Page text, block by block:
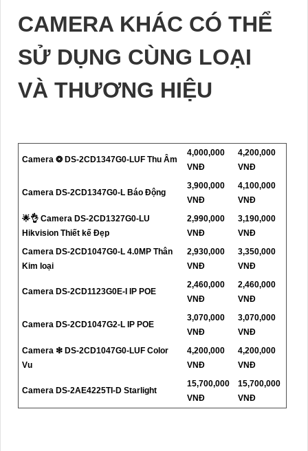
CAMERA KHÁC CÓ THỂ
SỬ DỤNG CÙNG LOẠI
VÀ THƯƠNG HIỆU
Camera ❂ DS-2CD1347G0-LUF Thu Âm
4,000,000
VNĐ
4,200,000
VNĐ
Camera DS-2CD1347G0-L Báo Động
3,900,000
VNĐ
4,100,000
VNĐ
🌟👌 Camera DS-2CD1327G0-LU
Hikvision Thiết kế Đẹp
2,990,000
VNĐ
3,190,000
VNĐ
Camera DS-2CD1047G0-L 4.0MP Thân
Kim loại
2,930,000
VNĐ
3,350,000
VNĐ
Camera DS-2CD1123G0E-I IP POE
2,460,000
VNĐ
2,460,000
VNĐ
Camera DS-2CD1047G2-L IP POE
3,070,000
VNĐ
3,070,000
VNĐ
Camera ❇ DS-2CD1047G0-LUF Color
Vu
4,200,000
VNĐ
4,200,000
VNĐ
Camera DS-2AE4225TI-D Starlight
15,700,000
VNĐ
15,700,000
VNĐ